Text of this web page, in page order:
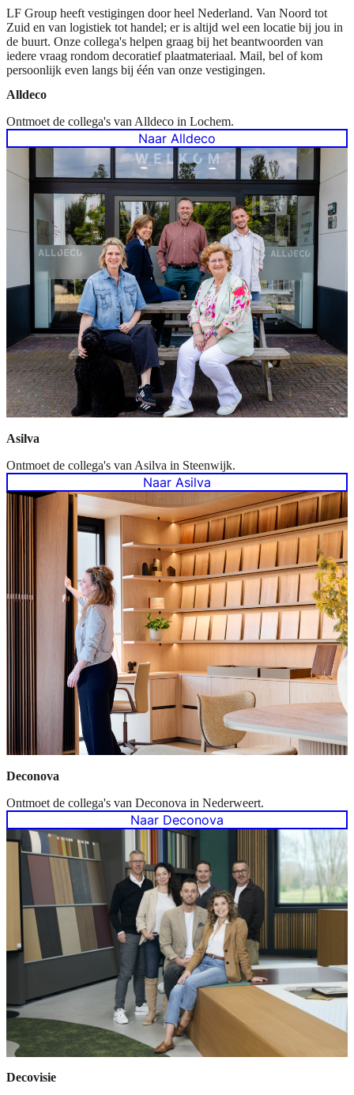
LF Group heeft vestigingen door heel Nederland. Van Noord tot
Zuid en van logistiek tot handel; er is altijd wel een locatie bij jou in
de buurt. Onze collega's helpen graag bij het beantwoorden van
iedere vraag rondom decoratief plaatmateriaal. Mail, bel of kom
persoonlijk even langs bij één van onze vestigingen.
Alldeco
Ontmoet de collega's van Alldeco in Lochem.
Naar Alldeco
Asilva
Ontmoet de collega's van Asilva in Steenwijk.
Naar Asilva
Deconova
Ontmoet de collega's van Deconova in Nederweert.
Naar Deconova
Decovisie